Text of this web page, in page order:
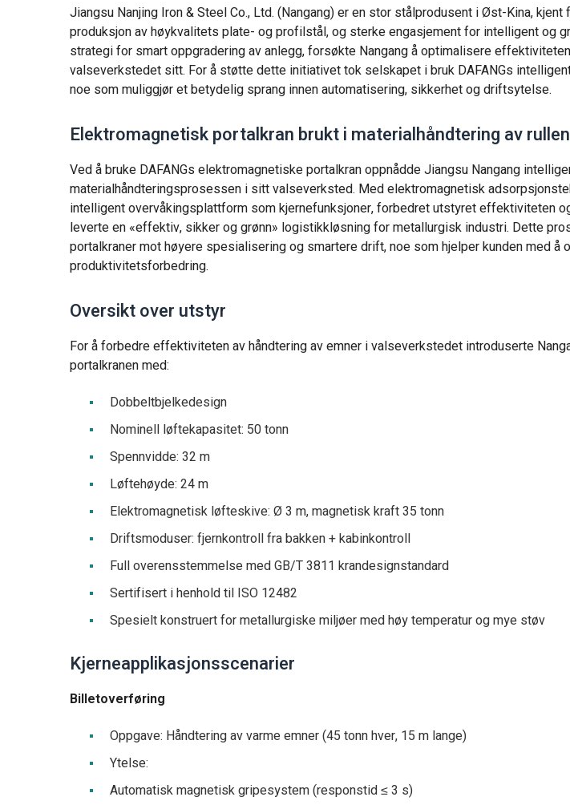
Jiangsu Nanjing Iron & Steel Co., Ltd. (Nangang) er en stor stålprodusent i Øst-Kina,
produksjon av høykvalitets plate- og profilstål, og sterke engasjement for intelligent og
strategi for smart oppgradering av anlegg, forsøkte Nangang å optimalisere
valseverkstedet sitt. For å støtte dette initiativet tok selskapet i bruk DAFANGs
noe som muliggjør et betydelig sprang innen automatisering, sikkerhet og driftsytelse.
Elektromagnetisk portalkran brukt i materialhåndtering av
Ved å bruke DAFANGs elektromagnetiske portalkran oppnådde Jiangsu Nangang
materialhåndteringsprosessen i sitt valseverksted. Med elektromagnetisk
intelligent overvåkingsplattform som kjernefunksjoner, forbedret utstyret effektiviteten
leverte en «effektiv, sikker og grønn» logistikkløsning for metallurgisk industri. Dette
portalkraner mot høyere spesialisering og smartere drift, noe som hjelper kunden med å
produktivitetsforbedring.
Oversikt over utstyr
For å forbedre effektiviteten av håndtering av emner i valseverkstedet introduserte
portalkranen med:
Dobbeltbjelkedesign
Nominell løftekapasitet: 50 tonn
Spennvidde: 32 m
Løftehøyde: 24 m
Elektromagnetisk løfteskive: Ø 3 m, magnetisk kraft 35 tonn
Driftsmoduser: fjernkontroll fra bakken + kabinkontroll
Full overensstemmelse med GB/T 3811 krandesignstandard
Sertifisert i henhold til ISO 12482
Spesielt konstruert for metallurgiske miljøer med høy temperatur og mye støv
Kjerneapplikasjonsscenarier
Billetoverføring
Oppgave: Håndtering av varme emner (45 tonn hver, 15 m lange)
Ytelse:
Automatisk magnetisk gripesystem (responstid ≤ 3 s)